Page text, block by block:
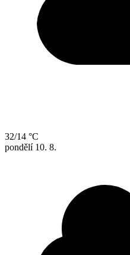
32/14 °C
pondělí 10. 8.